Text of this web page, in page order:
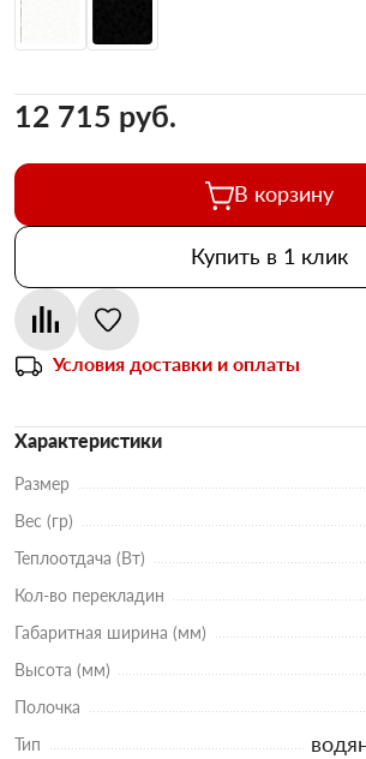
12 715 pуб.
В корзину
Купить в 1 клик
Условия доставки и оплаты
Характеристики
Размер
Вес (гр)
Теплоотдача (Вт)
Кол-во перекладин
Габаритная ширина (мм)
Высота (мм)
Полочка
Тип